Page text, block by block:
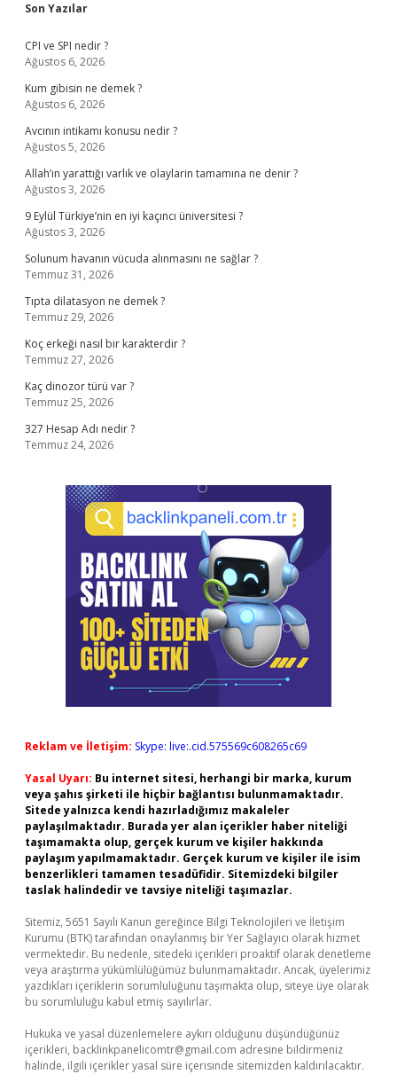
Sidebar
Son Yazılar
CPI ve SPI nedir ?
Ağustos 6, 2026
Kum gibisin ne demek ?
Ağustos 6, 2026
Avcının intikamı konusu nedir ?
Ağustos 5, 2026
Allah’ın yarattığı varlık ve olaylarin tamamına ne denir ?
Ağustos 3, 2026
9 Eylül Türkiye’nin en iyi kaçıncı üniversitesi ?
Ağustos 3, 2026
Solunum havanın vücuda alınmasını ne sağlar ?
Temmuz 31, 2026
Tıpta dilatasyon ne demek ?
Temmuz 29, 2026
Koç erkeği nasıl bir karakterdir ?
Temmuz 27, 2026
Kaç dinozor türü var ?
Temmuz 25, 2026
327 Hesap Adı nedir ?
Temmuz 24, 2026
Reklam ve İletişim: Skype: live:.cid.575569c608265c69
Yasal Uyarı: Bu internet sitesi, herhangi bir marka, kurum
veya şahıs şirketi ile hiçbir bağlantısı bulunmamaktadır.
Sitede yalnızca kendi hazırladığımız makaleler
paylaşılmaktadır. Burada yer alan içerikler haber niteliği
taşımamakta olup, gerçek kurum ve kişiler hakkında
paylaşım yapılmamaktadır. Gerçek kurum ve kişiler ile isim
benzerlikleri tamamen tesadüfidir. Sitemizdeki bilgiler
taslak halindedir ve tavsiye niteliği taşımazlar.
Sitemiz, 5651 Sayılı Kanun gereğince Bilgi Teknolojileri ve İletişim
Kurumu (BTK) tarafından onaylanmış bir Yer Sağlayıcı olarak hizmet
vermektedir. Bu nedenle, sitedeki içerikleri proaktif olarak denetleme
veya araştırma yükümlülüğümüz bulunmamaktadır. Ancak, üyelerimiz
yazdıkları içeriklerin sorumluluğunu taşımakta olup, siteye üye olarak
bu sorumluluğu kabul etmiş sayılırlar.
Hukuka ve yasal düzenlemelere aykırı olduğunu düşündüğünüz
içerikleri, backlinkpanelicomtr@gmail.com adresine bildirmeniz
halinde, ilgili içerikler yasal süre içerisinde sitemizden kaldırılacaktır.